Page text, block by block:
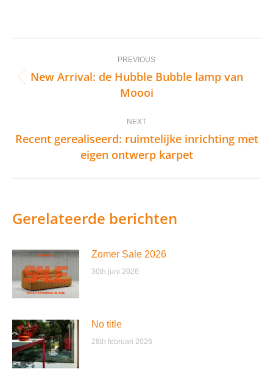
navigation
PREVIOUS
Previous
post:
New Arrival: de Hubble Bubble lamp van
Moooi
NEXT
Next
post:
Recent gerealiseerd: ruimtelijke inrichting met
eigen ontwerp karpet
Gerelateerde berichten
Zomer Sale 2026
30th juni 2026
No title
28th februari 2026